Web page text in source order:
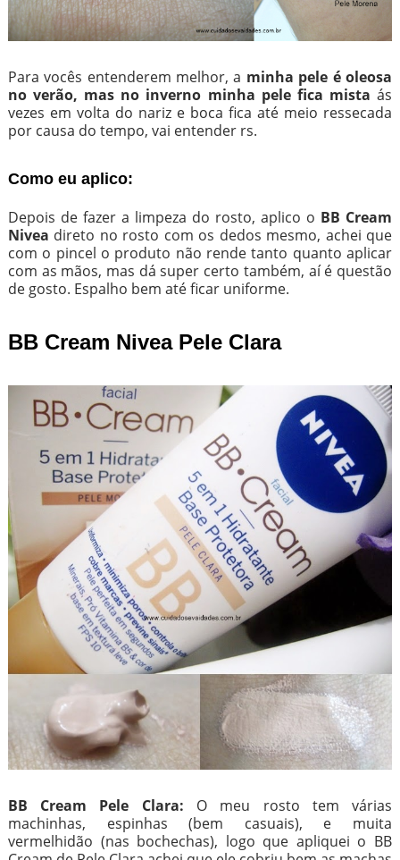
Para vocês entenderem melhor, a minha pele é oleosa
no verão, mas no inverno minha pele fica mista ás
vezes em volta do nariz e boca fica até meio ressecada
por causa do tempo, vai entender rs.
Como eu aplico:
Depois de fazer a limpeza do rosto, aplico o BB Cream
Nivea direto no rosto com os dedos mesmo, achei que
com o pincel o produto não rende tanto quanto aplicar
com as mãos, mas dá super certo também, aí é questão
de gosto. Espalho bem até ficar uniforme.
BB Cream Nivea Pele Clara
BB Cream Pele Clara: O meu rosto tem várias
machinhas, espinhas (bem casuais), e muita
vermelhidão (nas bochechas), logo que apliquei o BB